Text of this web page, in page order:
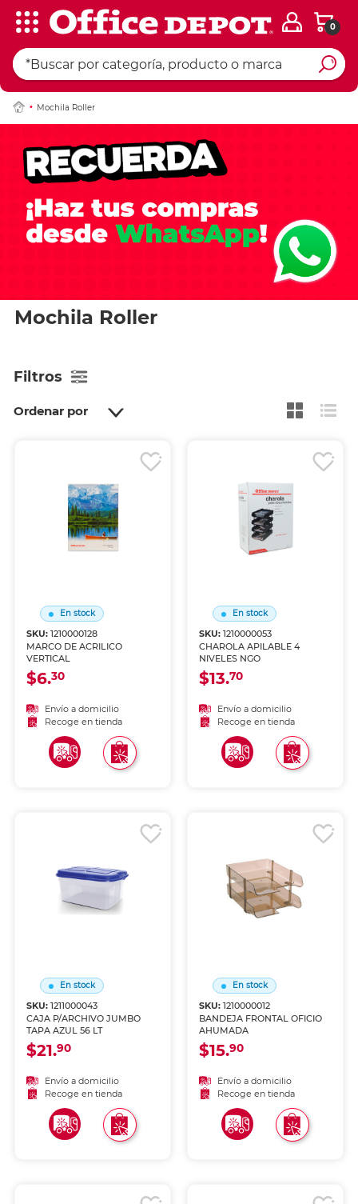
0
Mochila Roller
Mochila Roller
Filtros
Ordenar por
En stock
SKU:1210000128
MARCO DE ACRILICO
VERTICAL
$6.30
Envío a domicilio
Recoge en tienda
En stock
SKU: 1210000053
CHAROLA APILABLE 4
NIVELES NGO
$13.70
Envío a domicilio
Recoge en tienda
En stock
SKU:1211000043
CAJA P/ARCHIVO JUMBO
TAPA AZUL 56 LT
$21.90
Envío a domicilio
Recoge en tienda
En stock
SKU: 1210000012
BANDEJA FRONTAL OFICIO
AHUMADA
$15.90
Envío a domicilio
Recoge en tienda